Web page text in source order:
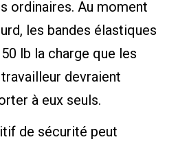
ordinaires. Au moment
les bandes élastiques
lb la charge que les
devraient
à eux seuls.
de sécurité peut